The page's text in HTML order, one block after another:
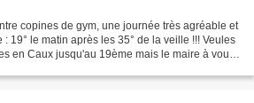
copines de gym, une journée très agréable et
19° le matin après les 35° de la veille !!! Veules
en Caux jusqu'au 19ème mais le maire à voulu